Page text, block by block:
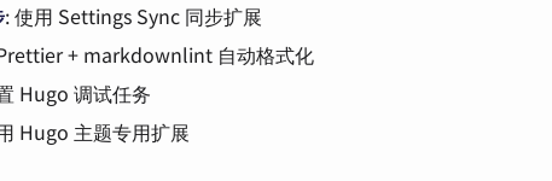
: 使用 Settings Sync 同步扩展
+ markdownlint 自动格式化
Hugo 调试任务
Hugo 主题专用扩展